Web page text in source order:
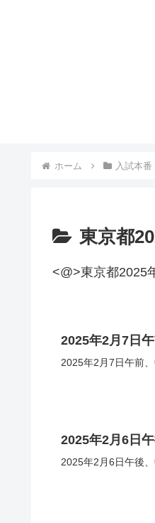
ホーム 入試本番
東京都
<@>東京都2025
2025年2月7日
2025年2月7日午前
2025年2月6日
2025年2月6日午後